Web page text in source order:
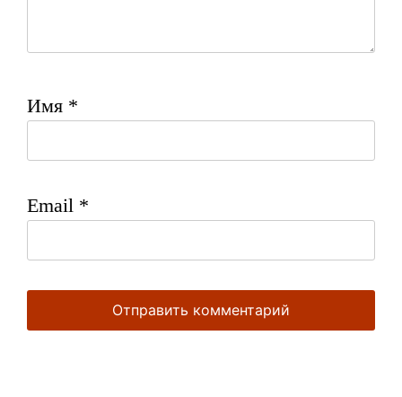
Имя *
Email *